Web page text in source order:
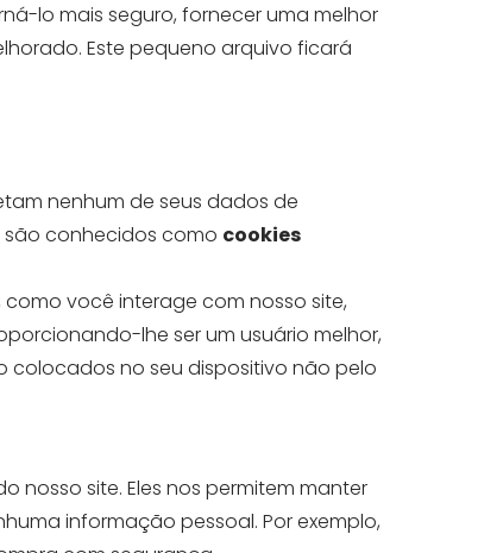
lo mais seguro, fornecer uma melhor
Este pequeno arquivo ficará
nenhum de seus dados de
são conhecidos como cookies
você interage com nosso site,
lhe ser um usuário melhor,
colocados no seu dispositivo não pelo
nosso site. Eles nos permitem manter
informação pessoal. Por exemplo,